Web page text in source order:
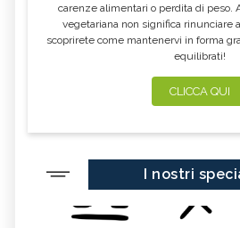
carenze alimentari o perdita di peso.
vegetariana non significa rinunciare
scoprirete come mantenervi in forma
equilibrati!
CLICCA QUI
I nostri